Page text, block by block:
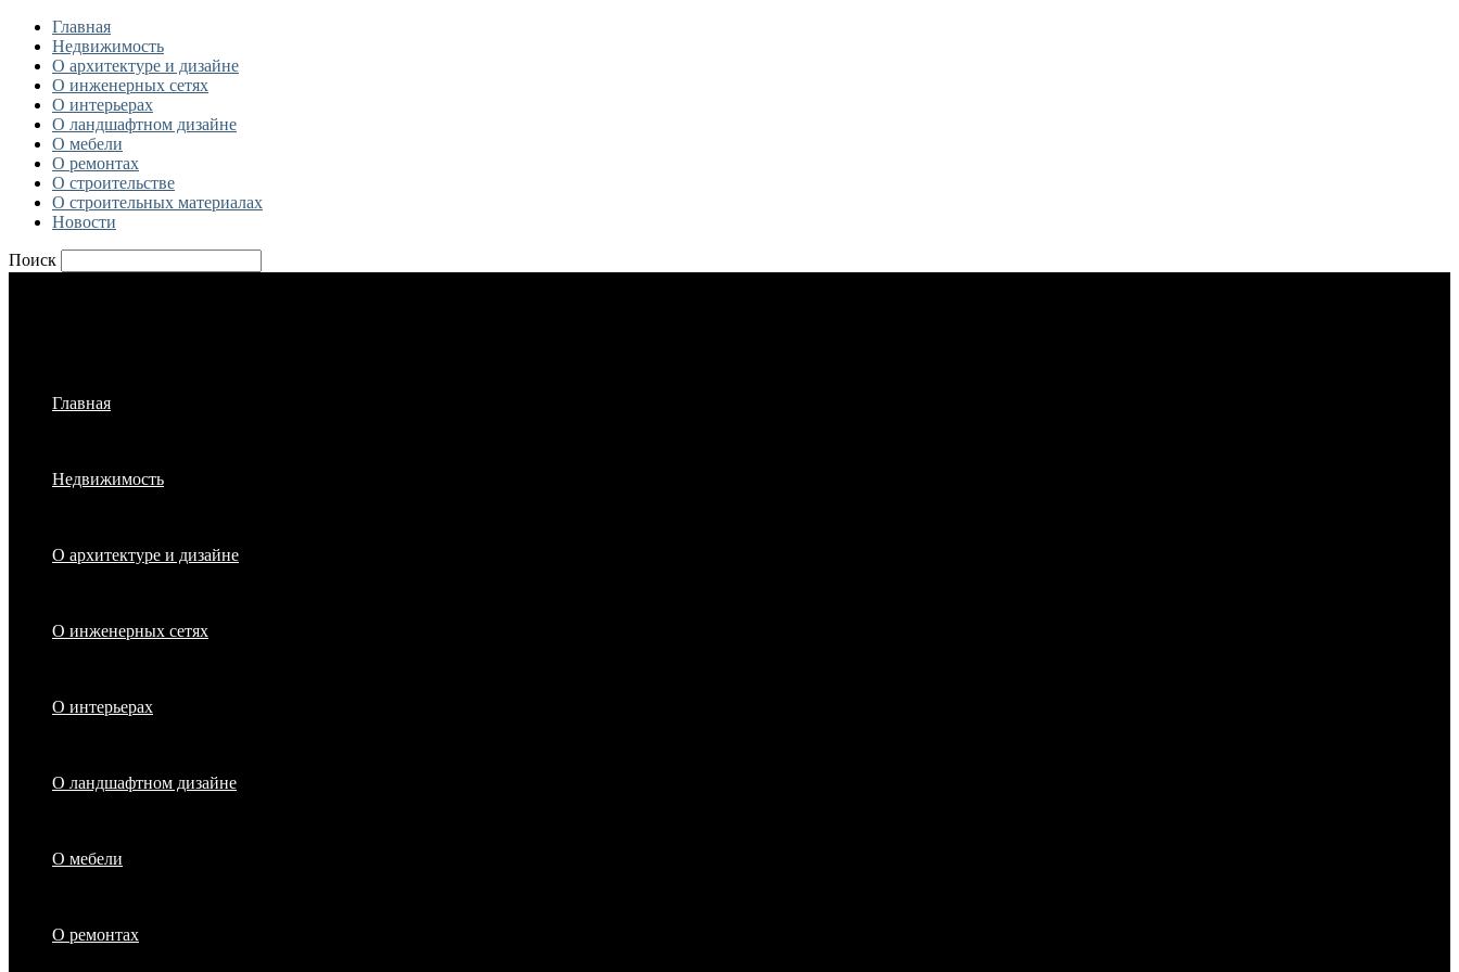
Главная
Недвижимость
О архитектуре и дизайне
О инженерных сетях
О интерьерах
О ландшафтном дизайне
О мебели
О ремонтах
О строительстве
О строительных материалах
Новости
Поиск
Главная
Недвижимость
О архитектуре и дизайне
О инженерных сетях
О интерьерах
О ландшафтном дизайне
О мебели
О ремонтах